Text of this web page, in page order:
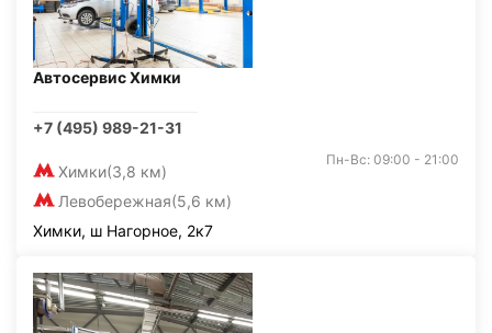
Автосервис Химки
+7 (495) 989-21-31
Химки(3,8 км)
Левобережная(5,6 км)
Пн-Вс: 09:00 - 21:00
Химки, ш Нагорное, 2к7